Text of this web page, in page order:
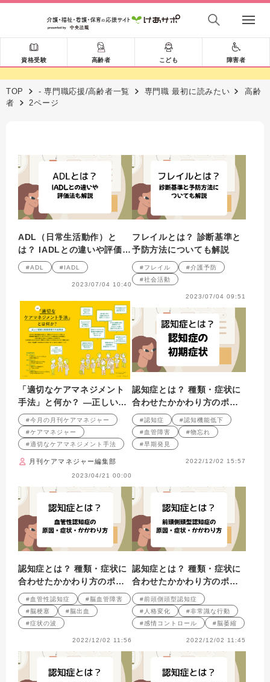
資格受験 高齢者 こども 障害者
TOP - 専門職応援/高齢者一覧 専門職 最初に読みたい
高齢
者
2ページ
ADL（日常生活動作）と
は？ IADLとの違いや評価法
も解説
#ADL #IADL
2023/07/04 10:40
フレイルとは？ 診断基準と
予防方法についても解説
#フレイル
#介護予防
#社会活動
2023/07/04 09:51
「適切なケアマネジメント
手法」と何か？ ―正しい理
解と実践現場での活用法―
#今月の月刊ケアマネジャー
#ケアマネジャー
#適切なケアマネジメント手法
月刊ケアマネジャー編集部
2023/04/21 00:00
認知症とは？ 種類・症状に
合わせたかかわり方のポイ
ント 第1回
#認知症
#認知機能低下
#血管障害
#物忘れ
#早期発見
2022/12/02 15:57
認知症とは？ 種類・症状に
合わせたかかわり方のポイ
ント 第5回
#血管性認知症
#脳血管障害
#脳梗塞
#脳出血
#症状の波
2022/12/02 11:56
認知症とは？ 種類・症状に
合わせたかかわり方のポイ
ント 第4回
#前頭側頭型認知症
#人格変化
#非常識な行動
#感情コントロール
#脳萎縮
2022/12/02 11:45